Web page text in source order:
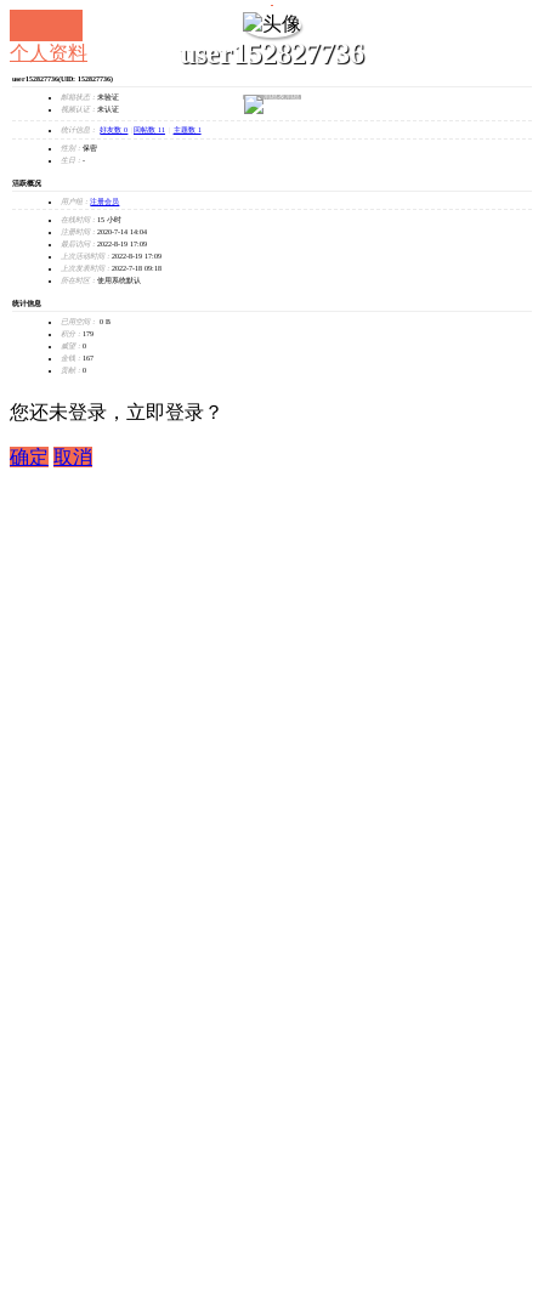
user152827736
发消息
个人资料
user152827736(UID: 152827736)
邮箱状态： 未验证
视频认证： 未认证
统计信息： 好友数 0 回帖数 11 主题数 1
性别： 保密
生日： -
活跃概况
用户组： 注册会员
在线时间： 15 小时
注册时间： 2020-7-14 14:04
最后访问： 2022-8-19 17:09
上次活动时间： 2022-8-19 17:09
上次发表时间： 2022-7-18 09:18
所在时区： 使用系统默认
统计信息
已用空间：
0 B
积分： 179
威望： 0
金钱： 167
贡献： 0
您还未登录，立即登录？
确定 取消